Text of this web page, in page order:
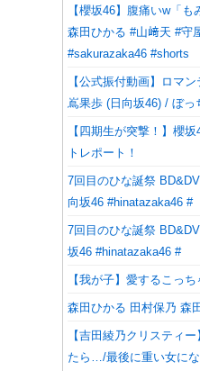
【櫻坂46】腹痛いw「
森田ひかる #山﨑天 #守
#sakurazaka46 #shorts
【公式振付動画】ロマ
嶌果歩 (日向坂46) / ぼ
【四期生が突撃！】櫻
トレポート！
7回目のひな誕祭
向坂46 #hinatazaka46 #
7回目のひな誕祭
坂46 #hinatazaka46 #
【我が子】愛するこっ
森田ひかる 田村保乃 森
【吉田綾乃クリスティ
たら…/最後に重い女に